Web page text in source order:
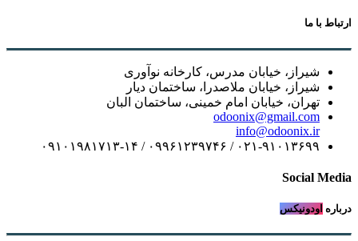
ارتباط با ما
شیراز، خیابان مدرس، کارخانه نوآوری
شیراز، خیابان ملاصدرا، ساختمان دیار
تهران، خیابان امام خمینی، ساختمان البان
odoonix@gmail.com
info@odoonix.ir
۰۲۱-۹۱۰۱۳۶۹۹ / ۰۹۹۶۱۲۳۹۷۴۶ / ۰۹۱۰۱۹۸۱۷۱۳-۱۴
Social Media
درباره اودونیکس